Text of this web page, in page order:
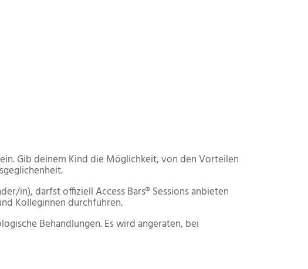
Gib deinem Kind die Möglichkeit, von den Vorteilen
in), darfst offiziell Access Bars® Sessions anbieten
Kolleginnen durchführen.
Behandlungen. Es wird angeraten, bei